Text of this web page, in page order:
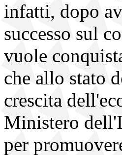
infatti, dopo
successo sul
vuole
che allo stato
crescita
Ministero
per